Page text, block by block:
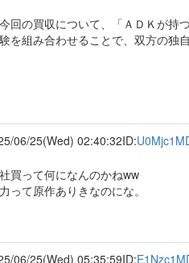
回の買収について、「ＡＤＫが持
を組み合わせることで、双方の独
06/25(Wed) 02:40:32ID:
買って何になんのかねww
って原作ありきなのにな。
06/25(Wed) 05:35:59ID: